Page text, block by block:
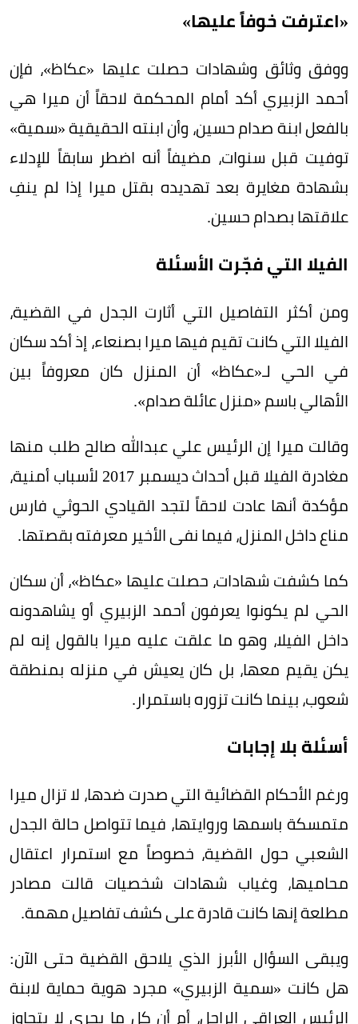
«اعترفت خوفاً عليها»
ووفق وثائق وشهادات حصلت عليها «عكاظ»، فإن
أحمد الزبيري أكد أمام المحكمة لاحقاً أن ميرا هي
بالفعل ابنة صدام حسين، وأن ابنته الحقيقية «سمية»
توفيت قبل سنوات، مضيفاً أنه اضطر سابقاً للإدلاء
بشهادة مغايرة بعد تهديده بقتل ميرا إذا لم ينفِ
علاقتها بصدام حسين.
الفيلا التي فجّرت الأسئلة
ومن أكثر التفاصيل التي أثارت الجدل في القضية،
الفيلا التي كانت تقيم فيها ميرا بصنعاء، إذ أكد سكان
في الحي لـ«عكاظ» أن المنزل كان معروفاً بين
الأهالي باسم «منزل عائلة صدام».
وقالت ميرا إن الرئيس علي عبدالله صالح طلب منها
مغادرة الفيلا قبل أحداث ديسمبر 2017 لأسباب أمنية،
مؤكدة أنها عادت لاحقاً لتجد القيادي الحوثي فارس
مناع داخل المنزل، فيما نفى الأخير معرفته بقصتها.
كما كشفت شهادات، حصلت عليها «عكاظ»، أن سكان
الحي لم يكونوا يعرفون أحمد الزبيري أو يشاهدونه
داخل الفيلا، وهو ما علقت عليه ميرا بالقول إنه لم
يكن يقيم معها، بل كان يعيش في منزله بمنطقة
شعوب، بينما كانت تزوره باستمرار.
أسئلة بلا إجابات
ورغم الأحكام القضائية التي صدرت ضدها، لا تزال ميرا
متمسكة باسمها وروايتها، فيما تتواصل حالة الجدل
الشعبي حول القضية، خصوصاً مع استمرار اعتقال
محاميها، وغياب شهادات شخصيات قالت مصادر
مطلعة إنها كانت قادرة على كشف تفاصيل مهمة.
ويبقى السؤال الأبرز الذي يلاحق القضية حتى الآن:
هل كانت «سمية الزبيري» مجرد هوية حماية لابنة
الرئيس العراقي الراحل، أم أن كل ما يجري لا يتجاوز